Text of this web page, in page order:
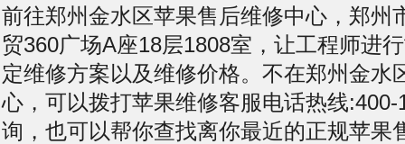
前往郑州金水区苹果售后维修中心，郑州
贸360广场A座18层1808室，让工程师进
定维修方案以及维修价格。不在郑州金水
心，可以拨打苹果维修客服电话热线:400-
询，也可以帮你查找离你最近的正规苹果